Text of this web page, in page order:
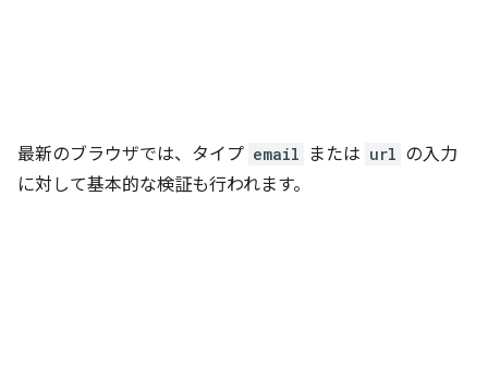
最新のブラウザでは、タイプ email または url の入力
に対して基本的な検証も行われます。